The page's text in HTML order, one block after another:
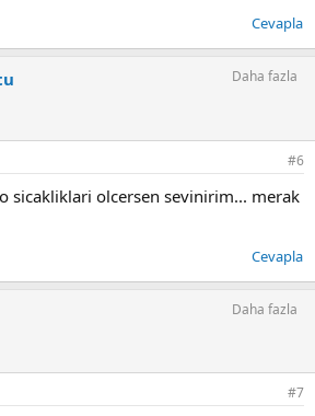
Cevapla
Daha fazla
#6
sicakliklari olcersen sevinirim... merak
Cevapla
Daha fazla
#7